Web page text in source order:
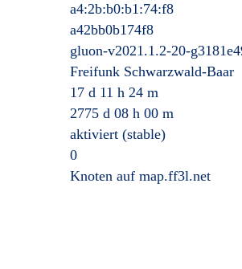
a4:2b:b0:b1:74:f8
a42bb0b174f8
gluon-v2021.1.2-20-
Freifunk Schwarzwald-Baar
17 d 11 h 24 m
2775 d 08 h 00 m
aktiviert (stable)
0
Knoten auf map.ff3l.net